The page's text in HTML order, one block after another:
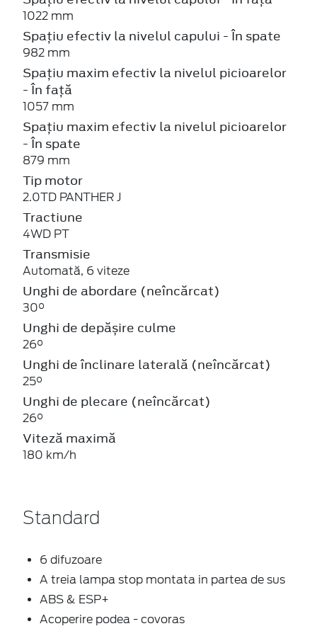
1022 mm
Spațiu efectiv la nivelul capului - În spate
982 mm
Spațiu maxim efectiv la nivelul picioarelor
- În față
1057 mm
Spațiu maxim efectiv la nivelul picioarelor
- În spate
879 mm
Tip motor
2.0TD PANTHER J
Tractiune
4WD PT
Transmisie
Automată, 6 viteze
Unghi de abordare (neîncărcat)
30°
Unghi de depășire culme
26°
Unghi de înclinare laterală (neîncărcat)
25°
Unghi de plecare (neîncărcat)
26°
Viteză maximă
180 km/h
Standard
6 difuzoare
A treia lampa stop montata in partea de sus
ABS & ESP+
Acoperire podea - covoras